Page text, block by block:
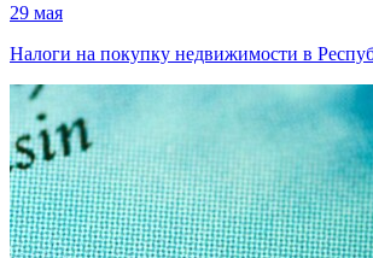
29 мая
Налоги на покупку недвижимости в